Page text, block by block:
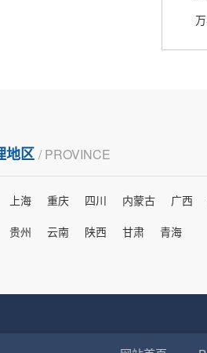
值得推荐，客服讲解很仔细，
地区 / PROVINCE
上海 重庆 四川 内蒙古 广西
贵州 云南 陕西 甘肃 青海